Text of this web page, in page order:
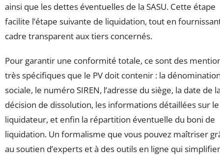
ainsi que les dettes éventuelles de la SASU. Cette étape
facilite l’étape suivante de liquidation, tout en
cadre transparent aux tiers concernés.
Pour garantir une conformité totale, ce sont des
très spécifiques que le PV doit contenir : la
sociale, le numéro SIREN, l’adresse du siège, la date de
décision de dissolution, les informations détaillées sur le
liquidateur, et enfin la répartition éventuelle du boni de
liquidation. Un formalisme que vous pouvez maîtriser
au soutien d’experts et à des outils en ligne qui